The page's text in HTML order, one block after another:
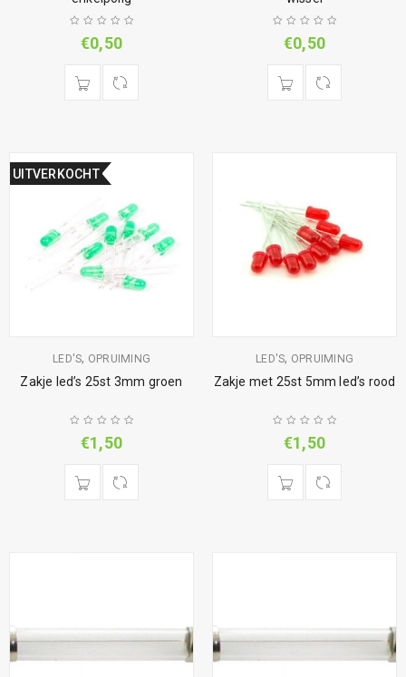
€0,50 €0,50
UITVERKOCHT
LED'S, OPRUIMING
Zakje led’s 25st 3mm groen
€1,50
LED'S, OPRUIMING
Zakje met 25st 5mm led’s rood
€1,50